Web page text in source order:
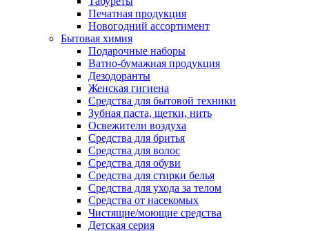
Печатная продукция
Новогодний ассортимент
Бытовая химия
Подарочные наборы
Ватно-бумажная продукция
Дезодоранты
Женская гигиена
Средства для бытовой техники
Зубная паста, щетки, нить
Освежители воздуха
Средства для бритья
Средства для волос
Средства для обуви
Средства для стирки белья
Средства для ухода за телом
Средства от насекомых
Чистящие/моющие средства
Детская серия